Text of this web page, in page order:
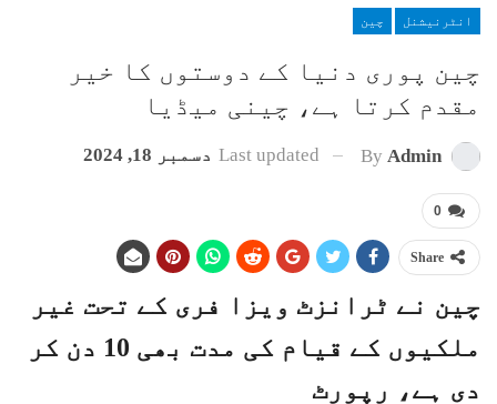
انٹرنیشنل چین
چین پوری دنیا کے دوستوں کا خیر
مقدم کرتا ہے، چینی میڈیا
By Admin
Last updated دسمبر 18, 2024
0
Share
چین نے ٹرانزٹ ویزا فری کے تحت غیر
ملکیوں کے قیام کی مدت بھی 10 دن کر
دی ہے، رپورٹ